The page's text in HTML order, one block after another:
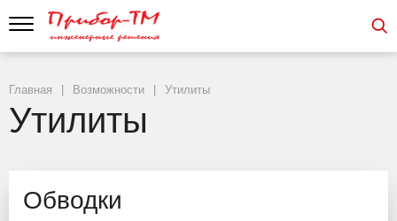
Главная Возможности Утилиты
Утилиты
Обводки